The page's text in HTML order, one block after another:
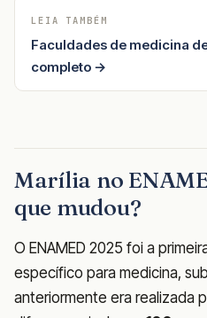
LEIA TAMBÉM
Faculdades de medicina
completo →
Marília no
que mudou?
O ENAMED 2025 foi a
específico para medicina,
anteriormente era realizada